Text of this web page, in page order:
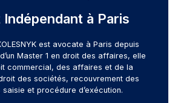
à Paris
est avocate à Paris depuis
Master 1 en droit des affaires, elle
commercial, des affaires et de la
des sociétés, recouvrement des
et procédure d’exécution.